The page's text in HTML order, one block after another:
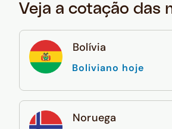
Veja a cotação das
Bolívia
Boliviano hoje
Noruega